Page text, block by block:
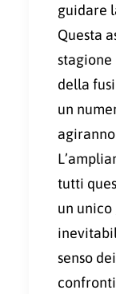
guidare
Questa
stagione
della
un
tutti
un
senso